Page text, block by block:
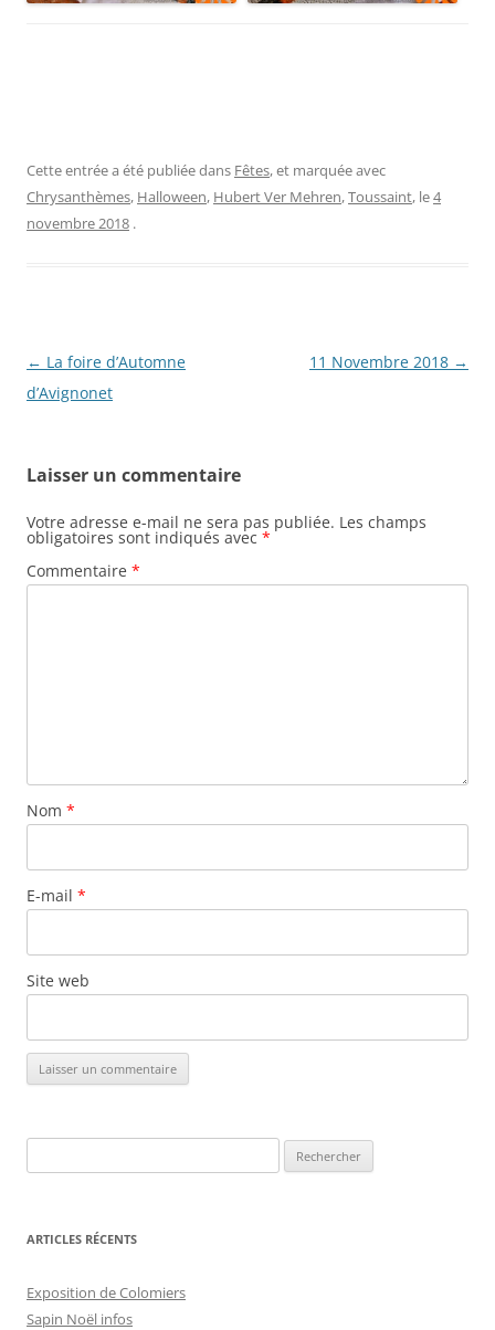
Cette entrée a été publiée dans Fêtes, et marquée avec
Chrysanthèmes, Halloween, Hubert Ver Mehren,Toussaint, le4
novembre 2018 .
Navigation
des
← La foire d’Automne
d’Avignonet
11 Novembre 2018 →
Laisser un commentaire
Votre adresse e-mail ne sera pas publiée. Les champs
obligatoires sont indiqués avec *
Commentaire *
Nom *
E-mail *
Site web
ARTICLES RÉCENTS
Exposition de Colomiers
Sapin Noël infos